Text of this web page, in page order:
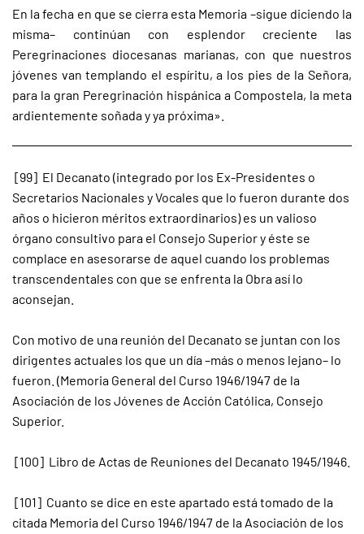
En la fecha en que se cierra esta Memoria –sigue diciendo la
misma– continúan con esplendor creciente las
Peregrinaciones diocesanas marianas, con que nuestros
jóvenes van templando el espíritu, a los pies de la Señora,
para la gran Peregrinación hispánica a Compostela, la meta
ardientemente soñada y ya próxima».
[99] El Decanato (integrado por los Ex-Presidentes o
Secretarios Nacionales y Vocales que lo fueron durante dos
años o hicieron méritos extraordinarios) es un valioso
órgano consultivo para el Consejo Superior y éste se
complace en asesorarse de aquel cuando los problemas
transcendentales con que se enfrenta la Obra así lo
aconsejan.
Con motivo de una reunión del Decanato se juntan con los
dirigentes actuales los que un día –más o menos lejano– lo
fueron. (Memoria General del Curso 1946/1947 de la
Asociación de los Jóvenes de Acción Católica, Consejo
Superior.
[100] Libro de Actas de Reuniones del Decanato 1945/1946.
[101] Cuanto se dice en este apartado está tomado de la
citada Memoria del Curso 1946/1947 de la Asociación de los